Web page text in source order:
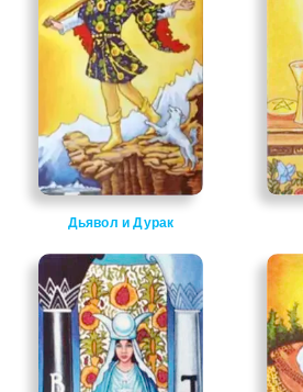
Дьявол и Дурак